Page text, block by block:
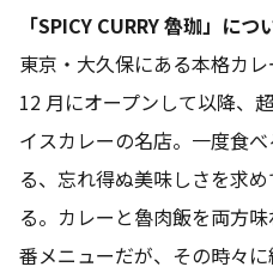
「SPICY CURRY 魯珈」につ
東京・大久保にある本格カ
12 月にオープンして以降、
イスカレーの名店。一度食
る、忘れ得ぬ美味しさを求
る。カレーと魯肉飯を両方
番メニューだが、その時々